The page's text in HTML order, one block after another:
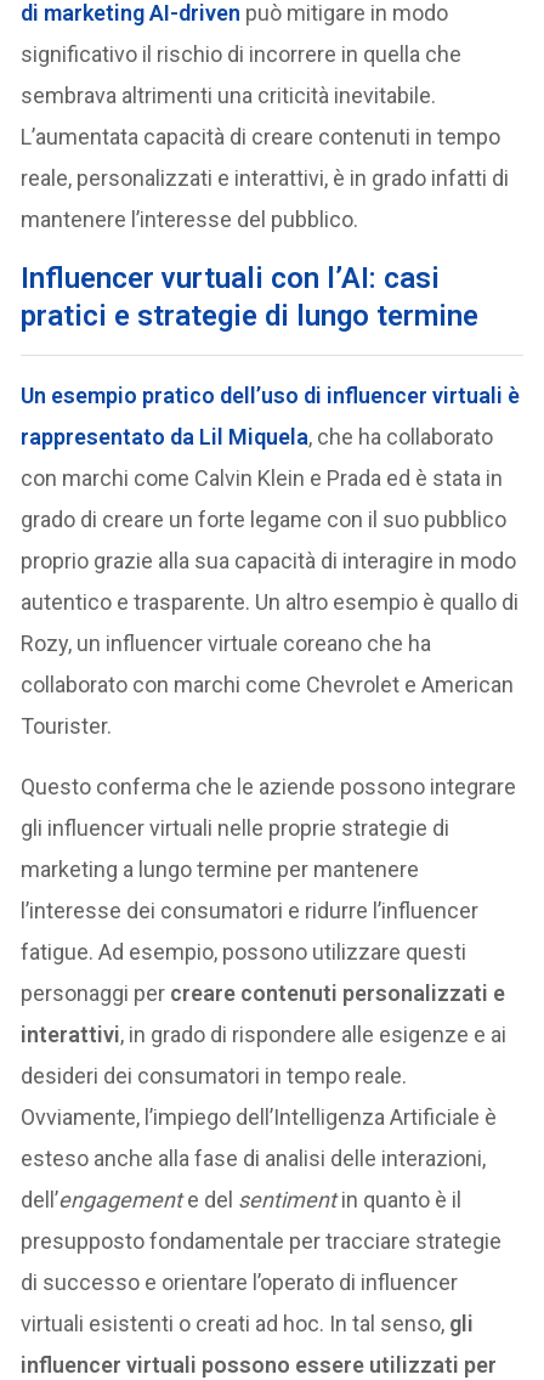
di marketing AI-driven può mitigare in modo
significativo il rischio di incorrere in quella che
sembrava altrimenti una criticità inevitabile.
L’aumentata capacità di creare contenuti in tempo
reale, personalizzati e interattivi, è in grado infatti di
mantenere l’interesse del pubblico.
Influencer vurtuali con l’AI: casi
pratici e strategie di lungo termine
Un esempio pratico dell’uso di influencer virtuali è
rappresentato da Lil Miquela, che ha collaborato
con marchi come Calvin Klein e Prada ed è stata in
grado di creare un forte legame con il suo pubblico
proprio grazie alla sua capacità di interagire in modo
autentico e trasparente. Un altro esempio è quallo di
Rozy, un influencer virtuale coreano che ha
collaborato con marchi come Chevrolet e American
Tourister.
Questo conferma che le aziende possono integrare
gli influencer virtuali nelle proprie strategie di
marketing a lungo termine per mantenere
l’interesse dei consumatori e ridurre l’influencer
fatigue. Ad esempio, possono utilizzare questi
personaggi per creare contenuti personalizzati e
interattivi, in grado di rispondere alle esigenze e ai
desideri dei consumatori in tempo reale.
Ovviamente, l’impiego dell’Intelligenza Artificiale è
esteso anche alla fase di analisi delle interazioni,
dell’engagemente del sentimentin quanto è il
presupposto fondamentale per tracciare strategie
di successo e orientare l’operato di influencer
virtuali esistenti o creati ad hoc. In tal senso, gli
influencer virtuali possono essere utilizzati per